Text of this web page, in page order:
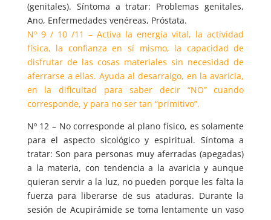
(genitales). Síntoma a tratar: Problemas genitales,
Ano, Enfermedades venéreas, Próstata.
Nº 9 / 10 /11 – Activa la energía vital, la actividad
física, la confianza en sí mismo, la capacidad de
disfrutar de las cosas materiales sin necesidad de
aferrarse a ellas. Ayuda al desarraigo, en la avaricia,
en la dificultad para saber decir “NO” cuando
corresponde, y para no ser tan “primitivo”.
Nº 12 – No corresponde al plano físico, es solamente
para el aspecto sicológico y espiritual. Síntoma a
tratar: Son para personas muy aferradas (apegadas)
a la materia, con tendencia a la avaricia y aunque
quieran servir a la luz, no pueden porque les falta la
fuerza para liberarse de sus ataduras. Durante la
sesión de Acupirámide se toma lentamente un vaso